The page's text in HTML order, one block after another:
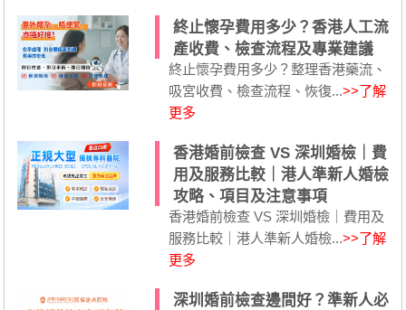
終止懷孕費用多少？香港人工流
產收費、檢查流程及專業建議
終止懷孕費用多少？整理香港藥流、
吸宮收費、檢查流程、恢復...>>了解
更多
香港婚前檢查 VS 深圳婚檢｜費
用及服務比較｜港人準新人婚檢
攻略、項目及注意事項
香港婚前檢查 VS 深圳婚檢｜費用及
服務比較｜港人準新人婚檢...>>了解
更多
深圳婚前檢查邊間好？準新人必